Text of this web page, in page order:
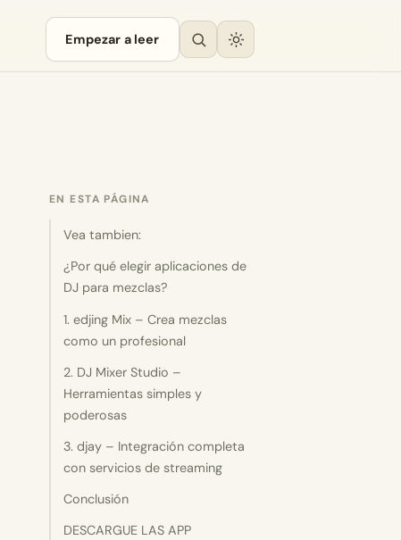
Empezar a leer
EN ESTA PÁGINA
Vea tambien:
¿Por qué elegir aplicaciones de
DJ para mezclas?
1. edjing Mix – Crea mezclas
como un profesional
2. DJ Mixer Studio –
Herramientas simples y
poderosas
3. djay – Integración completa
con servicios de streaming
Conclusión
DESCARGUE LAS APP